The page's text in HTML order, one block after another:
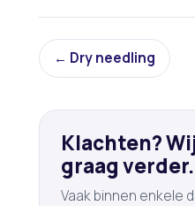
← Dry needling
Klachten?
graag verder.
Vaak binnen enkele